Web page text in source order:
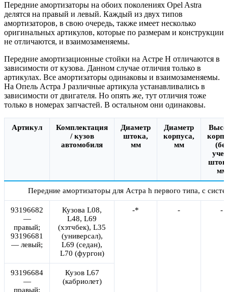
Передние амортизаторы на обоих поколениях Opel Astra
делятся на правый и левый. Каждый из двух типов
амортизаторов, в свою очередь, также имеет несколько
оригинальных артикулов, которые по размерам и конструкции
не отличаются, и взаимозаменяемы.
Передние амортизационные стойки на Астре H отличаются в
зависимости от кузова. Данном случае отличия только в
артикулах. Все амортизаторы одинаковы и взаимозаменяемы.
На Опель Астра J различные артикула устанавливались в
зависимости от двигателя. Но опять же, тут отличия тоже
только в номерах запчастей. В остальном они одинаковы.
Артикул
Комплектация
/ кузов
автомобиля
Диаметр
штока,
мм
Диаметр
корпуса,
мм
(без
мм
Передние амортизаторы для Астра h первого типа, с
93196682
—
правый;
93196681
— левый;
Кузова L08,
L48, L69
(хэтчбек), L35
(универсал),
L69 (седан),
L70 (фургон)
-* - -
93196684
—
правый;
Кузов L67
(кабриолет)